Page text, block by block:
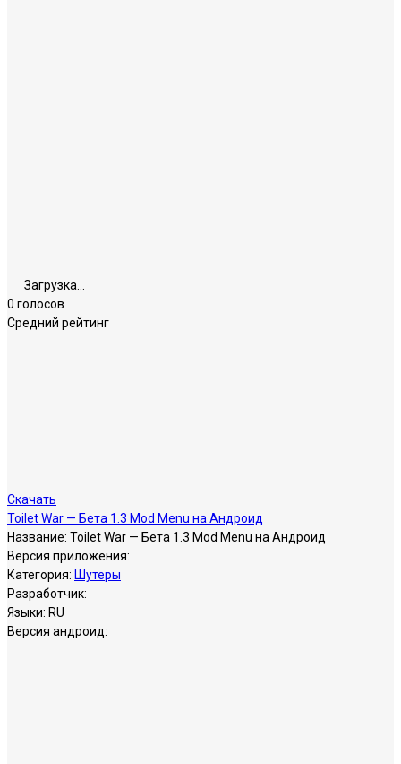
Загрузка...
0 голосов
Средний рейтинг
Скачать
Toilet War — Бета 1.3 Mod Menu на Андроид
Название: Toilet War — Бета 1.3 Mod Menu на Андроид
Версия приложения:
Категория: Шутеры
Разработчик:
Языки: RU
Версия андроид: